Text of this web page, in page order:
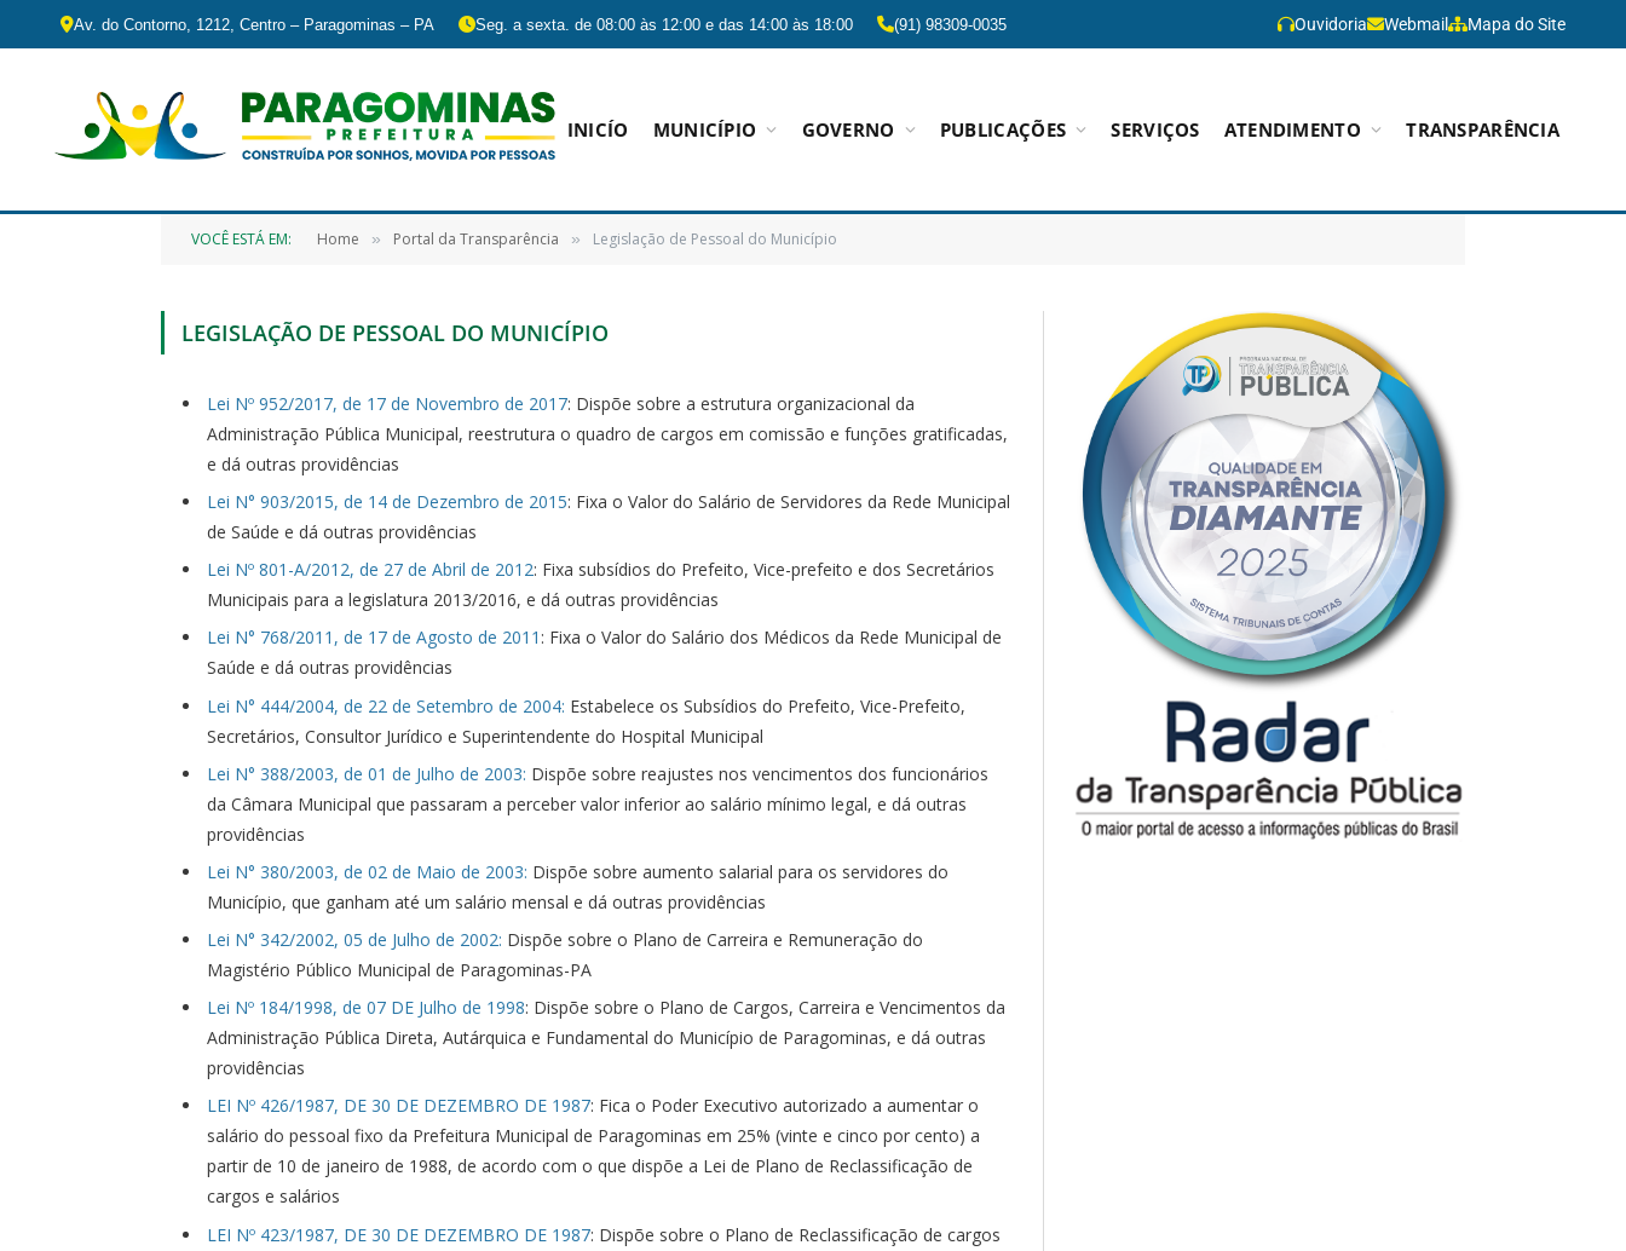
Av. do Contorno, 1212, Centro – Paragominas – PA Seg. a sexta. de 08:00 às 12:00 e das 14:00 às 18:00 (91) 98309-0035 Ouvidoria Webmail Mapa do Site
INICÍO MUNICÍPIO GOVERNO PUBLICAÇÕES SERVIÇOS ATENDIMENTO TRANSPARÊNCIA
VOCÊ ESTÁ EM: Home » Portal da Transparência » Legislação de Pessoal do Município
LEGISLAÇÃO DE PESSOAL DO MUNICÍPIO
Lei Nº 952/2017, de 17 de Novembro de 2017: Dispõe sobre a estrutura organizacional da
Administração Pública Municipal, reestrutura o quadro de cargos em comissão e funções gratificadas,
e dá outras providências
Lei N° 903/2015, de 14 de Dezembro de 2015: Fixa o Valor do Salário de Servidores da Rede Municipal
de Saúde e dá outras providências
Lei Nº 801-A/2012, de 27 de Abril de 2012: Fixa subsídios do Prefeito, Vice-prefeito e dos Secretários
Municipais para a legislatura 2013/2016, e dá outras providências
Lei N° 768/2011, de 17 de Agosto de 2011 : Fixa o Valor do Salário dos Médicos da Rede Municipal de
Saúde e dá outras providências
Lei N° 444/2004, de 22 de Setembro de 2004: Estabelece os Subsídios do Prefeito, Vice-Prefeito,
Secretários, Consultor Jurídico e Superintendente do Hospital Municipal
Lei N° 388/2003, de 01 de Julho de 2003: Dispõe sobre reajustes nos vencimentos dos funcionários
da Câmara Municipal que passaram a perceber valor inferior ao salário mínimo legal, e dá outras
providências
Lei N° 380/2003, de 02 de Maio de 2003: Dispõe sobre aumento salarial para os servidores do
Município, que ganham até um salário mensal e dá outras providências
Lei N° 342/2002, 05 de Julho de 2002: Dispõe sobre o Plano de Carreira e Remuneração do
Magistério Público Municipal de Paragominas-PA
Lei Nº 184/1998, de 07 DE Julho de 1998: Dispõe sobre o Plano de Cargos, Carreira e Vencimentos da
Administração Pública Direta, Autárquica e Fundamental do Município de Paragominas, e dá outras
providências
LEI Nº 426/1987, DE 30 DE DEZEMBRO DE 1987: Fica o Poder Executivo autorizado a aumentar o
salário do pessoal fixo da Prefeitura Municipal de Paragominas em 25% (vinte e cinco por cento) a
partir de 10 de janeiro de 1988, de acordo com o que dispõe a Lei de Plano de Reclassificação de
cargos e salários
LEI Nº 423/1987, DE 30 DE DEZEMBRO DE 1987: Dispõe sobre o Plano de Reclassificação de cargos